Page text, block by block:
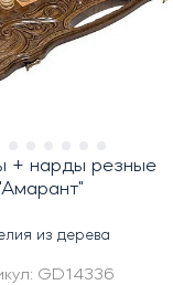
+ нарды резные
из дерева
GD14336